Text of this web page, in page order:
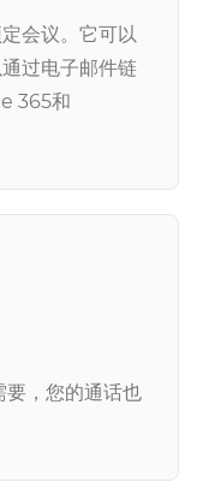
会议。它可以
过电子邮件链
365和
要，您的通话也